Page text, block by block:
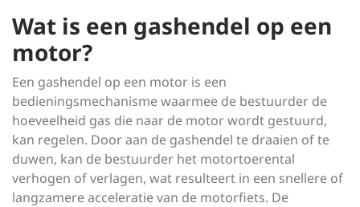
Wat is een gashendel op een
motor?
Een gashendel op een motor is een
bedieningsmechanisme waarmee de bestuurder de
hoeveelheid gas die naar de motor wordt gestuurd,
kan regelen. Door aan de gashendel te draaien of te
duwen, kan de bestuurder het motortoerental
verhogen of verlagen, wat resulteert in een snellere of
langzamere acceleratie van de motorfiets. De